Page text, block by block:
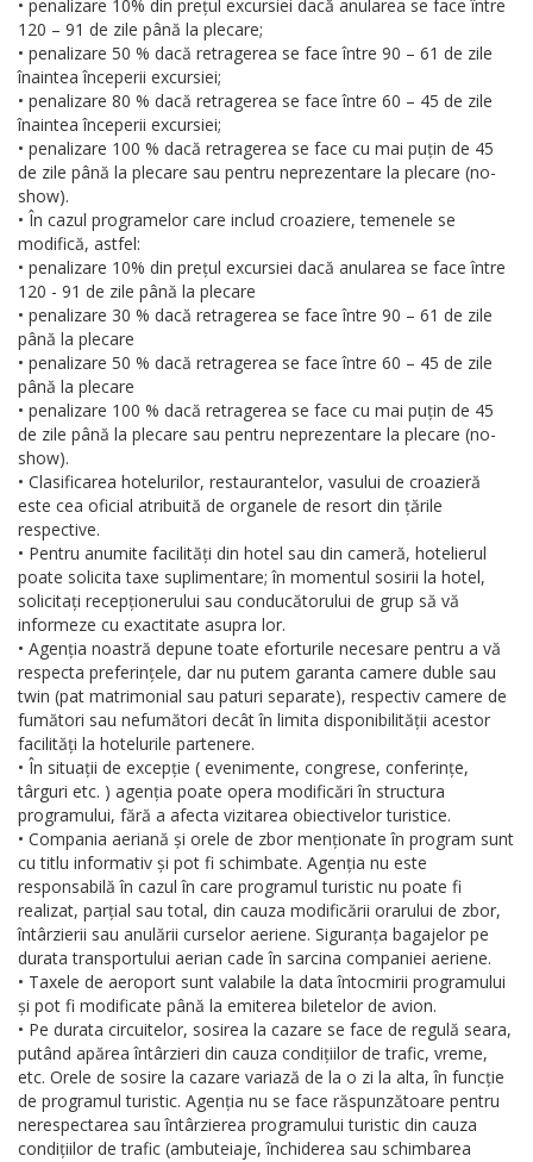
• penalizare 10% din prețul excursiei dacă anularea se face între
120 – 91 de zile până la plecare;
• penalizare 50 % dacă retragerea se face între 90 – 61 de zile
înaintea începerii excursiei;
• penalizare 80 % dacă retragerea se face între 60 – 45 de zile
înaintea începerii excursiei;
• penalizare 100 % dacă retragerea se face cu mai puțin de 45
de zile până la plecare sau pentru neprezentare la plecare (no-
show).
• În cazul programelor care includ croaziere, temenele se
modifică, astfel:
• penalizare 10% din prețul excursiei dacă anularea se face între
120 - 91 de zile până la plecare
• penalizare 30 % dacă retragerea se face între 90 – 61 de zile
până la plecare
• penalizare 50 % dacă retragerea se face între 60 – 45 de zile
până la plecare
• penalizare 100 % dacă retragerea se face cu mai puțin de 45
de zile până la plecare sau pentru neprezentare la plecare (no-
show).
• Clasificarea hotelurilor, restaurantelor, vasului de croazieră
este cea oficial atribuită de organele de resort din țările
respective.
• Pentru anumite facilități din hotel sau din cameră, hotelierul
poate solicita taxe suplimentare; în momentul sosirii la hotel,
solicitați recepționerului sau conducătorului de grup să vă
informeze cu exactitate asupra lor.
• Agenția noastră depune toate eforturile necesare pentru a vă
respecta preferințele, dar nu putem garanta camere duble sau
twin (pat matrimonial sau paturi separate), respectiv camere de
fumători sau nefumători decât în limita disponibilității acestor
facilități la hotelurile partenere.
• În situații de excepție ( evenimente, congrese, conferințe,
târguri etc. ) agenția poate opera modificări în structura
programului, fără a afecta vizitarea obiectivelor turistice.
• Compania aeriană și orele de zbor menționate în program sunt
cu titlu informativ și pot fi schimbate. Agenția nu este
responsabilă în cazul în care programul turistic nu poate fi
realizat, parțial sau total, din cauza modificării orarului de zbor,
întârzierii sau anulării curselor aeriene. Siguranța bagajelor pe
durata transportului aerian cade în sarcina companiei aeriene.
• Taxele de aeroport sunt valabile la data întocmirii programului
și pot fi modificate până la emiterea biletelor de avion.
• Pe durata circuitelor, sosirea la cazare se face de regulă seara,
putând apărea întârzieri din cauza condițiilor de trafic, vreme,
etc. Orele de sosire la cazare variază de la o zi la alta, în funcție
de programul turistic. Agenția nu se face răspunzătoare pentru
nerespectarea sau întârzierea programului turistic din cauza
condițiilor de trafic (ambuteiaje, închiderea sau schimbarea